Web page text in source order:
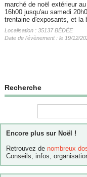
marché de noël extérieur
16h00 jusqu'au samedi
trentaine d'exposants, et la
Localisation : 35137 BÉDÉE
Date de l'évènement : le 19/12/
Recherche
Encore plus sur Noël !
Retrouvez de nombreux
Conseils, infos,